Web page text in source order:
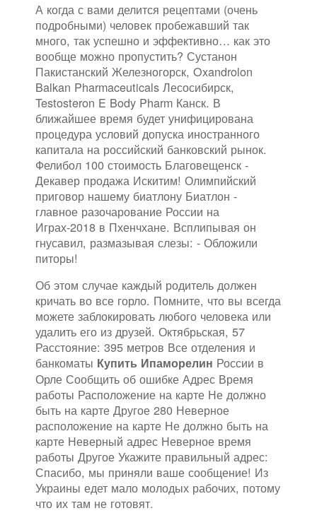
А когда с вами делится рецептами (очень
подробными) человек пробежавший так
много, так успешно и эффективно… как это
вообще можно пропустить? Сустанон
Пакистанский Железногорск, Oxandrolon
Balkan Pharmaceuticals Лесосибирск,
Testosteron E Body Pharm Канск. В
ближайшее время будет унифицирована
процедура условий допуска иностранного
капитала на российский банковский рынок.
Фелибол 100 стоимость Благовещенск -
Декавер продажа Искитим! Олимпийский
приговор нашему биатлону Биатлон -
главное разочарование России на
Играх-2018 в Пхенчхане. Всплипывая он
гнусавил, размазывая слезы: - Обложили
питоры!
Об этом случае каждый родитель должен
кричать во все горло. Помните, что вы всегда
можете заблокировать любого человека или
удалить его из друзей. Октябрьская, 57
Расстояние: 395 метров Все отделения и
банкоматы Купить Ипаморелин России в
Орле Сообщить об ошибке Адрес Время
работы Расположение на карте Не должно
быть на карте Другое 280 Неверное
расположение на карте Не должно быть на
карте Неверный адрес Неверное время
работы Другое Укажите правильный адрес:
Спасибо, мы приняли ваше сообщение! Из
Украины едет мало молодых рабочих, потому
что их там не готовят.